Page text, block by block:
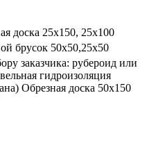
доска 25х150, 25х100
брусок 50х50,25х50
заказчика: рубероид или
гидроизоляция
Обрезная доска 50х150